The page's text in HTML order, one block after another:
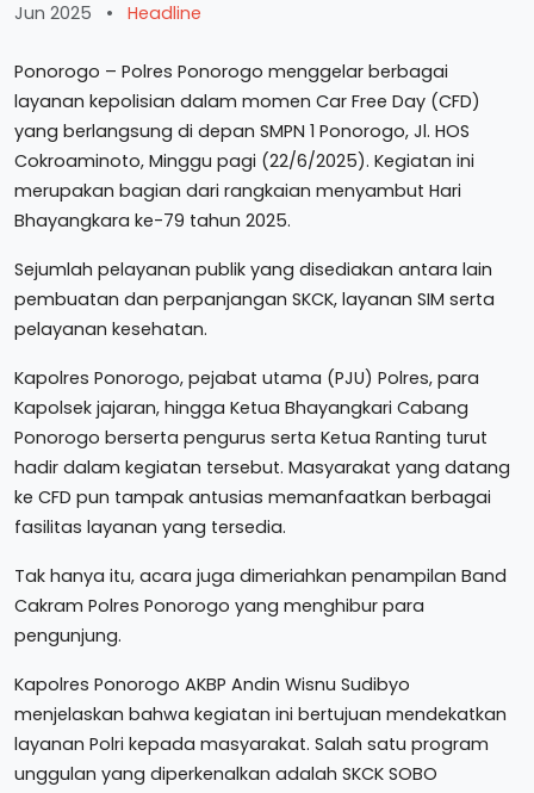
Jun 2025
• Headline
Ponorogo – Polres Ponorogo menggelar berbagai
layanan kepolisian dalam momen Car Free Day (CFD)
yang berlangsung di depan SMPN 1 Ponorogo, Jl. HOS
Cokroaminoto, Minggu pagi (22/6/2025). Kegiatan ini
merupakan bagian dari rangkaian menyambut Hari
Bhayangkara ke-79 tahun 2025.
Sejumlah pelayanan publik yang disediakan antara lain
pembuatan dan perpanjangan SKCK, layanan SIM serta
pelayanan kesehatan.
Kapolres Ponorogo, pejabat utama (PJU) Polres, para
Kapolsek jajaran, hingga Ketua Bhayangkari Cabang
Ponorogo berserta pengurus serta Ketua Ranting turut
hadir dalam kegiatan tersebut. Masyarakat yang datang
ke CFD pun tampak antusias memanfaatkan berbagai
fasilitas layanan yang tersedia.
Tak hanya itu, acara juga dimeriahkan penampilan Band
Cakram Polres Ponorogo yang menghibur para
pengunjung.
Kapolres Ponorogo AKBP Andin Wisnu Sudibyo
menjelaskan bahwa kegiatan ini bertujuan mendekatkan
layanan Polri kepada masyarakat. Salah satu program
unggulan yang diperkenalkan adalah SKCK SOBO